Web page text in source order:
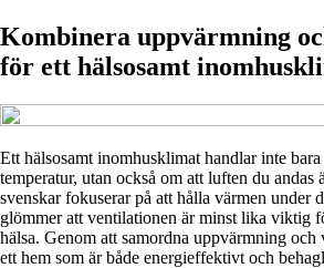
Kombinera uppvärmning
för ett hälsosamt
Ett hälsosamt inomhusklimat handlar inte
temperatur, utan också om att luften du andas
svenskar fokuserar på att hålla värmen under
glömmer att ventilationen är minst lika viktig
hälsa. Genom att samordna uppvärmning och
ett hem som är både energieffektivt och